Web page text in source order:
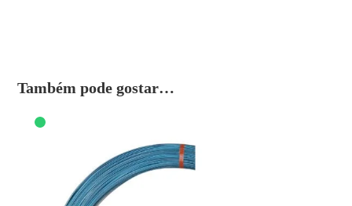
Também pode gostar…